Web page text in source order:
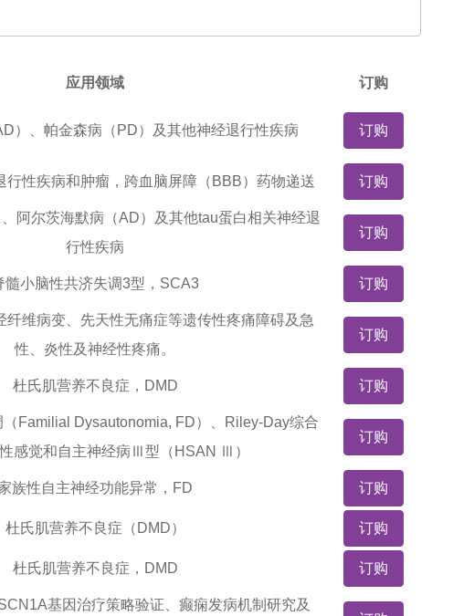
应用领域 订购
）、帕金森病（PD）及其他神经退行性疾病 订购
行性疾病和肿瘤，跨血脑屏障（BBB）药物递送 订购
阿尔茨海默病（AD）及其他tau蛋白相关神经退
行性疾病
订购
髓小脑性共济失调3型，SCA3 订购
纤维病变、先天性无痛症等遗传性疼痛障碍及急
性、炎性及神经性疼痛。
订购
杜氏肌营养不良症，DMD 订购
Familial Dysautonomia, FD）、Riley-Day综合
感觉和自主神经病Ⅲ型（HSAN Ⅲ）
订购
族性自主神经功能异常，FD 订购
杜氏肌营养不良症（DMD） 订购
杜氏肌营养不良症，DMD 订购
基因治疗策略验证、癫痫发病机制研究及